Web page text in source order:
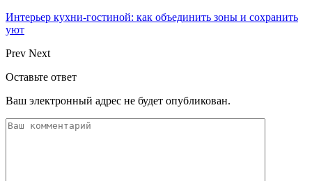
Интерьер кухни-гостиной: как объединить зоны и сохранить
уют
Prev Next
Оставьте ответ
Ваш электронный адрес не будет опубликован.